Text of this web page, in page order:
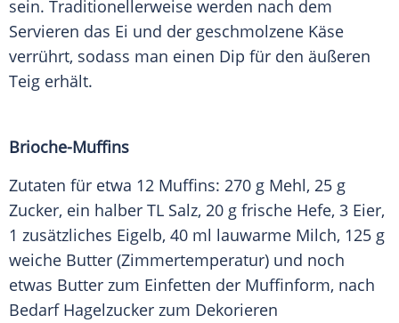
sein. Traditionellerweise werden nach dem
Servieren das Ei und der geschmolzene Käse
verrührt, sodass man einen Dip für den äußeren
Teig erhält.
Brioche-Muffins
Zutaten für etwa 12 Muffins: 270 g Mehl, 25 g
Zucker, ein halber TL Salz, 20 g frische Hefe, 3 Eier,
1 zusätzliches Eigelb, 40 ml lauwarme Milch, 125 g
weiche Butter (Zimmertemperatur) und noch
etwas Butter zum Einfetten der Muffinform, nach
Bedarf Hagelzucker zum Dekorieren